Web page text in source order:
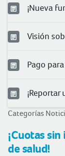
Visión
Pago
Categorías
¡Cuotas
de salud!